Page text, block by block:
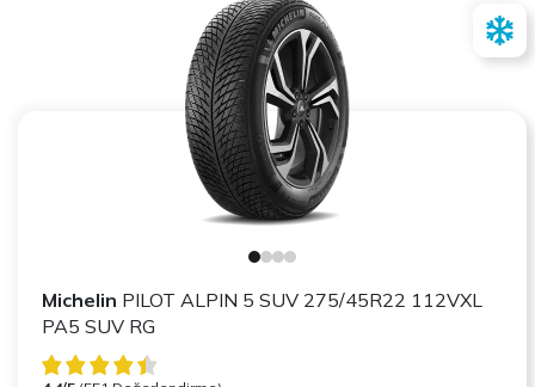
Michelin PILOT ALPIN 5 SUV 275/45R22 112VXL
PA5 SUV RG